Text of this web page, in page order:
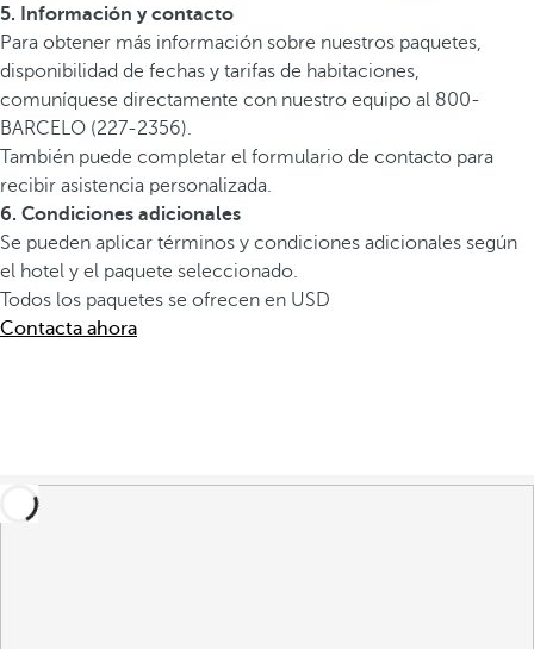
5. Información y contacto
Para obtener más información sobre nuestros paquetes,
disponibilidad de fechas y tarifas de habitaciones,
comuníquese directamente con nuestro equipo al 800-
BARCELO (227-2356).
También puede completar el formulario de contacto para
recibir asistencia personalizada.
6. Condiciones adicionales
Se pueden aplicar términos y condiciones adicionales según
el hotel y el paquete seleccionado.
Todos los paquetes se ofrecen en USD
Contacta ahora